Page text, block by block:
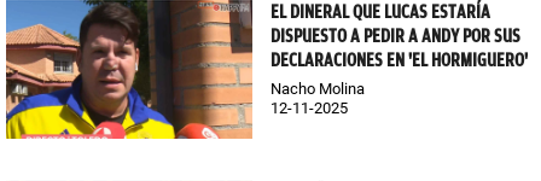
EL DINERAL QUE LUCAS ESTARÍA
DISPUESTO A PEDIR A ANDY POR SUS
DECLARACIONES EN 'EL HORMIGUERO'
Nacho Molina
12-11-2025